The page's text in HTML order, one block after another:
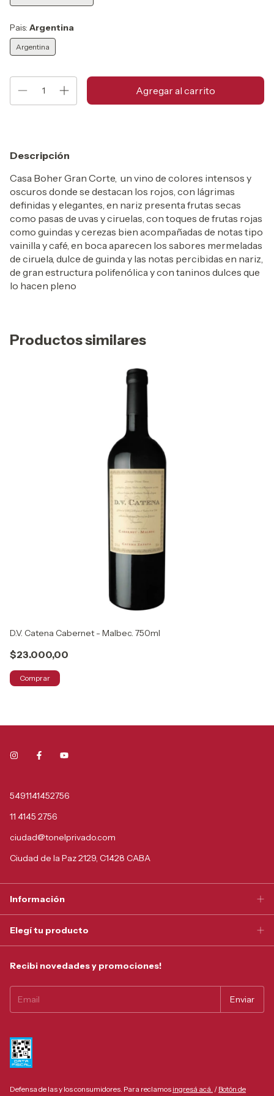
Pais: Argentina
Argentina
Descripción
Casa Boher Gran Corte, un vino de colores intensos y
oscuros donde se destacan los rojos, con lágrimas
definidas y elegantes, en nariz presenta frutas secas
como pasas de uvas y ciruelas, con toques de frutas rojas
como guindas y cerezas bien acompañadas de notas tipo
vainilla y café, en boca aparecen los sabores mermeladas
de ciruela, dulce de guinda y las notas percibidas en nariz,
de gran estructura polifenólica y con taninos dulces que
lo hacen pleno
Productos similares
D.V. Catena Cabernet - Malbec. 750ml
$23.000,00
Comprar
5491141452756
11 4145 2756
ciudad@tonelprivado.com
Ciudad de la Paz 2129, C1428 CABA
Información
Elegí tu producto
Recibi novedades y promociones!
Defensa de las y los consumidores. Para reclamos ingresá acá. / Botón de